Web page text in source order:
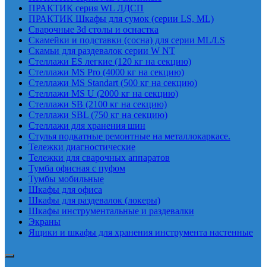
ПРАКТИК серия WL ЛДСП
ПРАКТИК Шкафы для сумок (серии LS, ML)
Сварочные 3d столы и оснастка
Скамейки и подставки (сосна) для серии ML/LS
Скамьи для раздевалок серии W NT
Стеллажи ES легкие (120 кг на секцию)
Стеллажи MS Pro (4000 кг на секцию)
Стеллажи MS Standart (500 кг на секцию)
Стеллажи MS U (2000 кг на секцию)
Стеллажи SB (2100 кг на секцию)
Стеллажи SBL (750 кг на секцию)
Стеллажи для хранения шин
Стулья подкатные ремонтные на металлокаркасе.
Тележки диагностические
Тележки для сварочных аппаратов
Тумба офисная с пуфом
Тумбы мобильные
Шкафы для офиса
Шкафы для раздевалок (локеры)
Шкафы инструментальные и раздевалки
Экраны
Ящики и шкафы для хранения инструмента настенные